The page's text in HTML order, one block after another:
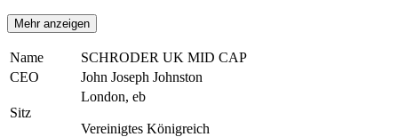
Mehr anzeigen
Name
SCHRODER UK MID CAP
CEO
John Joseph Johnston
Sitz
London, eb
Vereinigtes Königreich